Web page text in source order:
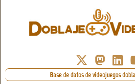
Base de datos de videojuegos